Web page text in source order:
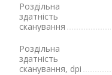
Роздільна
здатність
сканування
Роздільна
здатність
сканування, dpi